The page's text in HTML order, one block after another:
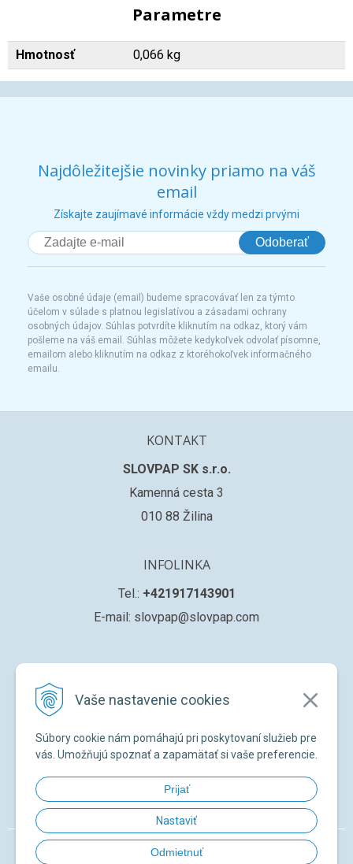
Vaše nastavenie cookies
Súbory cookie nám pomáhajú pri poskytovaní služieb pre
vás. Umožňujú spoznať a zapamätať si vaše preferencie.
Prijať
Nastaviť
Odmietnuť
Parametre
Hmotnosť 0,066 kg
Najdôležitejšie novinky priamo na váš
email
Získajte zaujímavé informácie vždy medzi prvými
Odoberať
Vaše osobné údaje (email) budeme spracovávať len za týmto
účelom v súlade s platnou legislatívou a zásadami ochrany
osobných údajov. Súhlas potvrdíte kliknutím na odkaz, ktorý vám
pošleme na váš email. Súhlas môžete kedykoľvek odvolať písomne,
emailom alebo kliknutím na odkaz z ktoréhokoľvek informačného
emailu.
KONTAKT
SLOVPAP SK s.r.o.
Kamenná cesta 3
010 88 Žilina
INFOLINKA
Tel.: +421917143901
E-mail: slovpap@slovpap.com
Obchodné podmienky
Ochana osobných údajov
Registrácia nového zákazníka
Žiadosť o registráciu na ďalší predaj
Zabudnuté heslo
© 2026 SLOVPAP SK • NextShop&e-shop Pohoda Connector NextCom